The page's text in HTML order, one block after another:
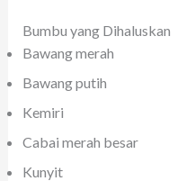
Bumbu yang Dihaluskan
Bawang merah
Bawang putih
Kemiri
Cabai merah besar
Kunyit